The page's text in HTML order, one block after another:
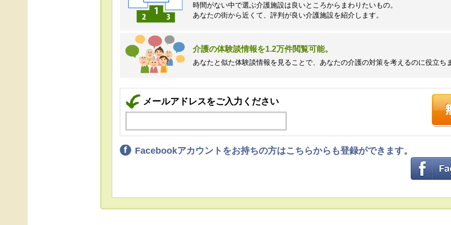
時間がない中で選ぶ介護施設は良いところからまわりたいもの。
あなたの街から近くて、評判が良い介護施設を紹介します。
介護の体験談情報を1.2万件閲覧可能。
あなたと似た体験談情報を見ることで、あなたの介護の対策を考えるのに役立ち
メールアドレスをご入力ください
Facebookアカウントをお持ちの方はこちらからも登録ができます。